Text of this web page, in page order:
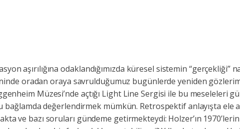
aşırılığına odaklandığımızda küresel sistemin “gerçekliği”
oradan oraya savrulduğumuz bugünlerde yeniden
Müzesi’nde açtığı Light Line Sergisi ile bu meseleleri
değerlendirmek mümkün. Retrospektif anlayışta ele
ve bazı soruları gündeme getirmekteydi: Holzer’ın